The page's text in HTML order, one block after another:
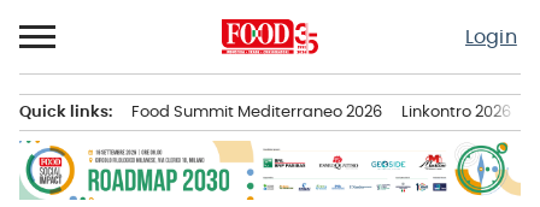
al
contenuto
Login
principale
Quick links: Food Summit Mediterraneo 2026 Linkontro 2026